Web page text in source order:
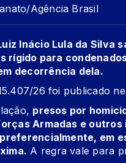
Agência Brasil
Inácio Lula da Silva
rígido para
decorrência dela.
26 foi publicado
presos por
Armadas e
em
A regra vale para